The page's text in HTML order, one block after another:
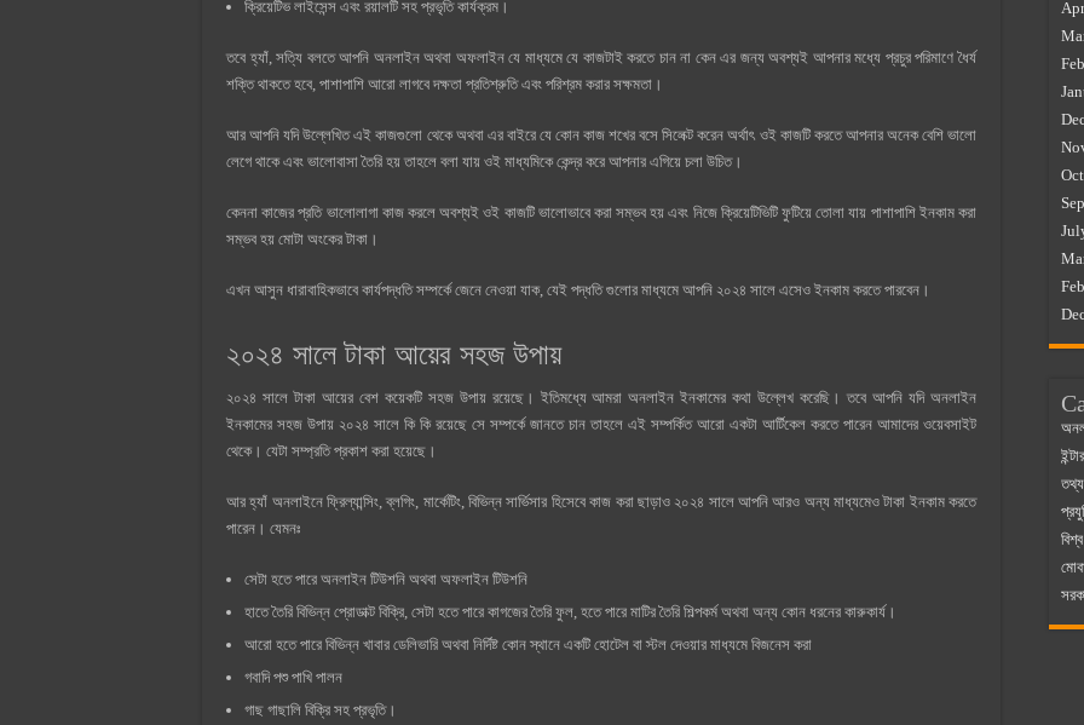
ক্রিয়েটিভ লাইসেন্স এবং রয়ালটি সহ প্রভৃতি কার্যক্রম।
তবে হ্যাঁ, সত্যি বলতে আপনি অনলাইন অথবা অফলাইন যে মাধ্যমে যে কাজটাই করতে চান না কেন এর জন্য অবশ্যই আপনার মধ্যে প্রচুর পরিমাণে ধৈর্য
শক্তি থাকতে হবে, পাশাপাশি আরো লাগবে দক্ষতা প্রতিশ্রুতি এবং পরিশ্রম করার সক্ষমতা।
আর আপনি যদি উল্লেখিত এই কাজগুলো থেকে অথবা এর বাইরে যে কোন কাজ শখের বসে সিলেক্ট করেন অর্থাৎ ওই কাজটি করতে আপনার অনেক বেশি ভালো
লেগে থাকে এবং ভালোবাসা তৈরি হয় তাহলে বলা যায় ওই মাধ্যমিকে কেন্দ্র করে আপনার এগিয়ে চলা উচিত।
কেননা কাজের প্রতি ভালোলাগা কাজ করলে অবশ্যই ওই কাজটি ভালোভাবে করা সম্ভব হয় এবং নিজে ক্রিয়েটিভিটি ফুটিয়ে তোলা যায় পাশাপাশি ইনকাম করা
সম্ভব হয় মোটা অংকের টাকা।
এখন আসুন ধারাবাহিকভাবে কার্যপদ্ধতি সম্পর্কে জেনে নেওয়া যাক, যেই পদ্ধতি গুলোর মাধ্যমে আপনি ২০২৪ সালে এসেও ইনকাম করতে পারবেন।
২০২৪ সালে টাকা আয়ের সহজ উপায়
২০২৪ সালে টাকা আয়ের বেশ কয়েকটি সহজ উপায় রয়েছে। ইতিমধ্যে আমরা অনলাইন ইনকামের কথা উল্লেখ করেছি। তবে আপনি যদি অনলাইন
ইনকামের সহজ উপায় ২০২৪ সালে কি কি রয়েছে সে সম্পর্কে জানতে চান তাহলে এই সম্পর্কিত আরো একটা আর্টিকেল করতে পারেন আমাদের ওয়েবসাইট
থেকে। যেটা সম্প্রতি প্রকাশ করা হয়েছে।
আর হ্যাঁ অনলাইনে ফ্রিল্যান্সিং, ব্লগিং, মার্কেটিং, বিভিন্ন সার্ভিসার হিসেবে কাজ করা ছাড়াও ২০২৪ সালে আপনি আরও অন্য মাধ্যমেও টাকা ইনকাম করতে
পারেন। যেমনঃ
সেটা হতে পারে অনলাইন টিউশনি অথবা অফলাইন টিউশনি
হাতে তৈরি বিভিন্ন প্রোডাক্ট বিক্রি, সেটা হতে পারে কাগজের তৈরি ফুল, হতে পারে মাটির তৈরি শিল্পকর্ম অথবা অন্য কোন ধরনের কারুকার্য।
আরো হতে পারে বিভিন্ন খাবার ডেলিভারি অথবা নির্দিষ্ট কোন স্থানে একটি হোটেল বা স্টল দেওয়ার মাধ্যমে বিজনেস করা
গবাদি পশু পাখি পালন
গাছ গাছালি বিক্রি সহ প্রভৃতি।
তথ্য
বিশ্ব